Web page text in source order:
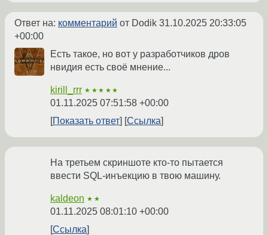
Ответ на: комментарий от Dodik 31.10.2025 20:33:05
+00:00
Есть такое, но вот у разработчиков дров
нвидия есть своё мнение...
kirill_rrr ★★★★★
01.11.2025 07:51:58 +00:00
Показать ответ
Ссылка
На третьем скриншоте кто-то пытается
ввести SQL-инъекцию в твою машину.
kaldeon ★★
01.11.2025 08:01:10 +00:00
Ссылка